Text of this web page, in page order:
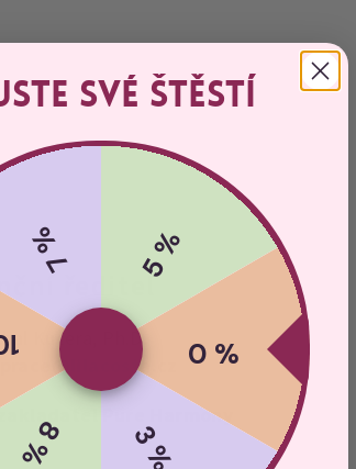
ředitel
Kučera, Ph.D.
prace@lilacosta.cz
Pure Harmony
své štěstí
5 %
0 %
3 %
8 %
7 %